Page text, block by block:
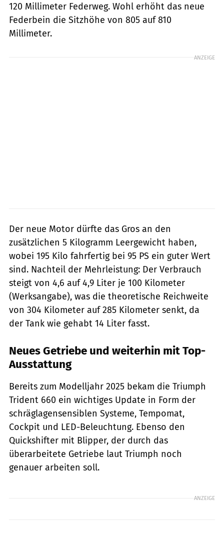
120 Millimeter Federweg. Wohl erhöht das neue
Federbein die Sitzhöhe von 805 auf 810
Millimeter.
ANZEIGE
Der neue Motor dürfte das Gros an den
zusätzlichen 5 Kilogramm Leergewicht haben,
wobei 195 Kilo fahrfertig bei 95 PS ein guter Wert
sind. Nachteil der Mehrleistung: Der Verbrauch
steigt von 4,6 auf 4,9 Liter je 100 Kilometer
(Werksangabe), was die theoretische Reichweite
von 304 Kilometer auf 285 Kilometer senkt, da
der Tank wie gehabt 14 Liter fasst.
Neues Getriebe und weiterhin mit Top-
Ausstattung
Bereits zum Modelljahr 2025 bekam die Triumph
Trident 660 ein wichtiges Update in Form der
schräglagensensiblen Systeme, Tempomat,
Cockpit und LED-Beleuchtung. Ebenso den
Quickshifter mit Blipper, der durch das
überarbeitete Getriebe laut Triumph noch
genauer arbeiten soll.
ANZEIGE